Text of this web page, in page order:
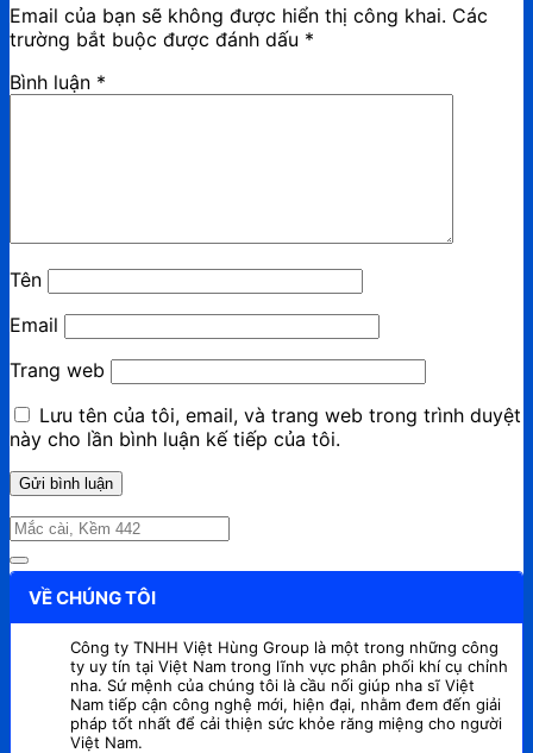
Email của bạn sẽ không được hiển thị công khai. Các
trường bắt buộc được đánh dấu *
Bình luận *
Tên
Email
Trang web
Lưu tên của tôi, email, và trang web trong trình duyệt
này cho lần bình luận kế tiếp của tôi.
VỀ CHÚNG TÔI
Công ty TNHH Việt Hùng Group là một trong những công
ty uy tín tại Việt Nam trong lĩnh vực phân phối khí cụ chỉnh
nha. Sứ mệnh của chúng tôi là cầu nối giúp nha sĩ Việt
Nam tiếp cận công nghệ mới, hiện đại, nhằm đem đến giải
pháp tốt nhất để cải thiện sức khỏe răng miệng cho người
Việt Nam.